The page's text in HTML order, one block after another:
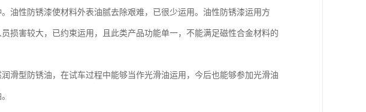
油性防锈漆使材料外表油腻去除艰难，已很少运用。油性防锈漆运用方
损害较大，已约束运用，且此类产品功能单一，不能满足磁性合金材料的
滑型防锈油，在试车过程中能够当作光滑油运用，今后也能够参加光滑油